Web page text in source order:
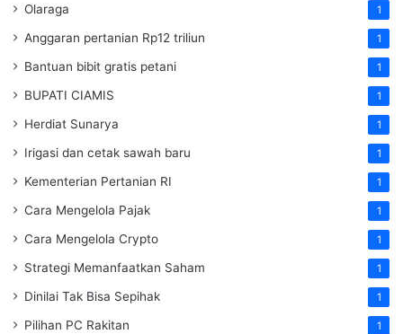
Olaraga 1
Anggaran pertanian Rp12 triliun 1
Bantuan bibit gratis petani 1
BUPATI CIAMIS 1
Herdiat Sunarya 1
Irigasi dan cetak sawah baru 1
Kementerian Pertanian RI 1
Cara Mengelola Pajak 1
Cara Mengelola Crypto 1
Strategi Memanfaatkan Saham 1
Dinilai Tak Bisa Sepihak 1
Pilihan PC Rakitan 1